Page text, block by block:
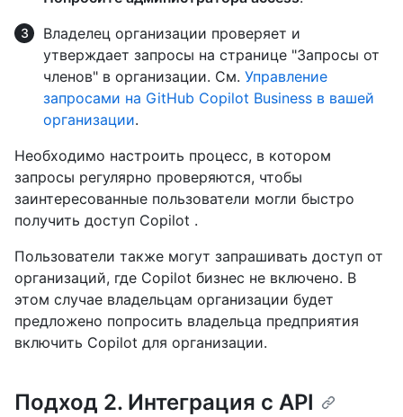
Владелец организации проверяет и
утверждает запросы на странице "Запросы от
членов" в организации. См. Управление
запросами на GitHub Copilot Business в вашей
организации.
Необходимо настроить процесс, в котором
запросы регулярно проверяются, чтобы
заинтересованные пользователи могли быстро
получить доступ Copilot .
Пользователи также могут запрашивать доступ от
организаций, где Copilot бизнес не включено. В
этом случае владельцам организации будет
предложено попросить владельца предприятия
включить Copilot для организации.
Подход 2. Интеграция с API